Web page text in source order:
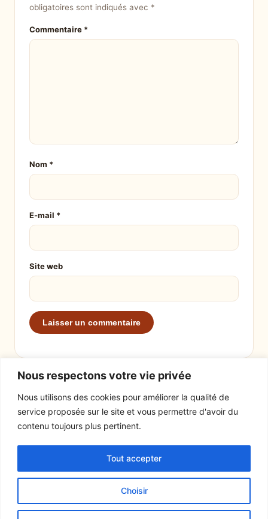
Nous respectons votre vie privée
Nous utilisons des cookies pour améliorer la qualité de
service proposée sur le site et vous permettre d'avoir du
contenu toujours plus pertinent.
Choisir
Tout accepter
obligatoires sont indiqués avec *
Commentaire *
Nom *
E-mail *
Site web
Actualités
Mentions légales
© 2026 Tout un fromage